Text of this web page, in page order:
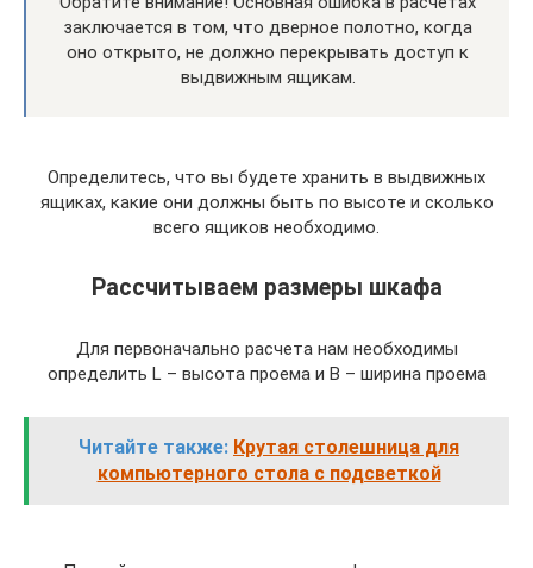
заключается в том, что дверное полотно, когда
оно открыто, не должно перекрывать доступ к
выдвижным ящикам.
Определитесь, что вы будете хранить в выдвижных
ящиках, какие они должны быть по высоте и сколько
всего ящиков необходимо.
Рассчитываем размеры шкафа
Для первоначально расчета нам необходимы
определить L – высота проема и B – ширина проема
Читайте также: Крутая столешница для
компьютерного стола с подсветкой